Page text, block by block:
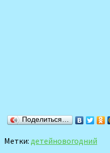
Поделиться…
Метки: детейновогодний